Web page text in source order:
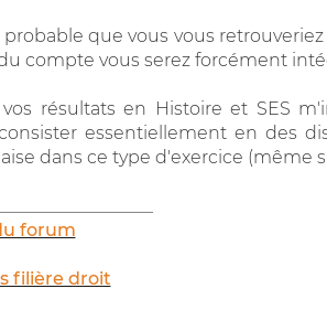
probable que vous vous
compte vous serez forcément
vos résultats en Histoire et SES
essentiellement en des
dans ce type d'exercice (même
forum
filière droit